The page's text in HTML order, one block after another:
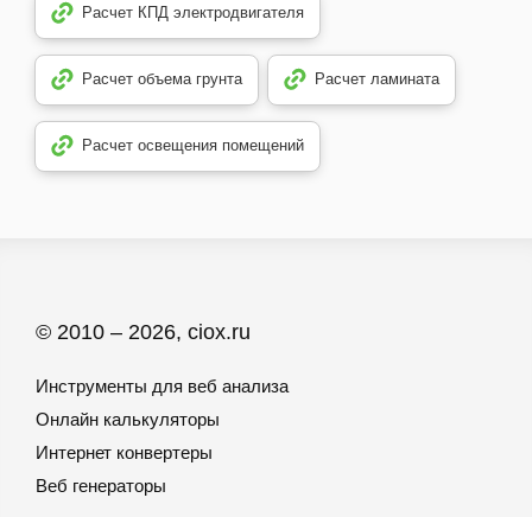
Расчет КПД электродвигателя
Расчет объема грунта Расчет ламината
Расчет освещения помещений
© 2010 – 2026, ciox.ru
Инструменты для веб анализа
Онлайн калькуляторы
Интернет конвертеры
Веб генераторы